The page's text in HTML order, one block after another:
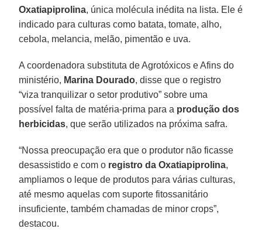
Oxatiapiprolina, única molécula inédita na lista. Ele é
indicado para culturas como batata, tomate, alho,
cebola, melancia, melão, pimentão e uva.
A coordenadora substituta de Agrotóxicos e Afins do
ministério, Marina Dourado, disse que o registro
“viza tranquilizar o setor produtivo” sobre uma
possível falta de matéria-prima para a produção dos
herbicidas, que serão utilizados na próxima safra.
“Nossa preocupação era que o produtor não ficasse
desassistido e com o registro da Oxatiapiprolina,
ampliamos o leque de produtos para várias culturas,
até mesmo aquelas com suporte fitossanitário
insuficiente, também chamadas de minor crops”,
destacou.